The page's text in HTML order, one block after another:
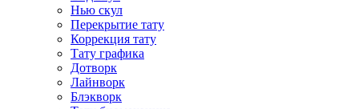
Нью скул
Перекрытие тату
Коррекция тату
Тату графика
Дотворк
Лайнворк
Блэкворк